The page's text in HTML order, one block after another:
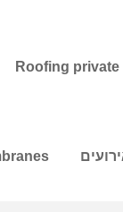
Roofing